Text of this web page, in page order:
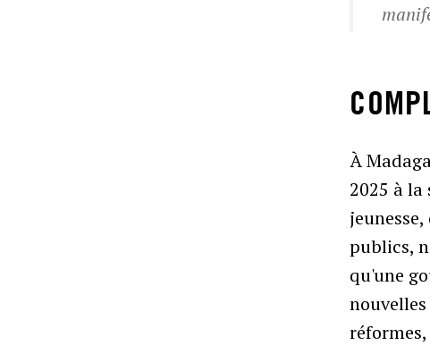
À
2025 à
publics,
qu'une